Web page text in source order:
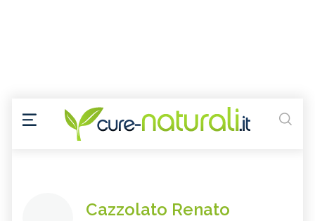
Cazzolato Renato